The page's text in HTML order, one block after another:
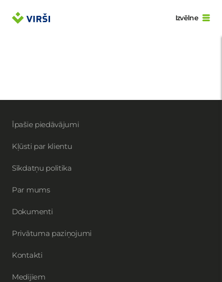
Izvēlne
Īpašie piedāvājumi
Kļūsti par klientu
Sīkdatņu politika
Par mums
Dokumenti
Privātuma paziņojumi
Kontakti
Medijiem